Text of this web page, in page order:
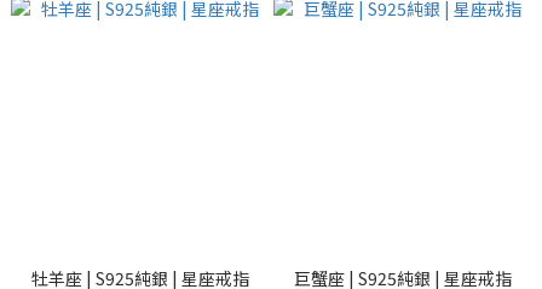
牡羊座 | S925純銀 | 星座戒指 巨蟹座 | S925純銀 | 星座戒指